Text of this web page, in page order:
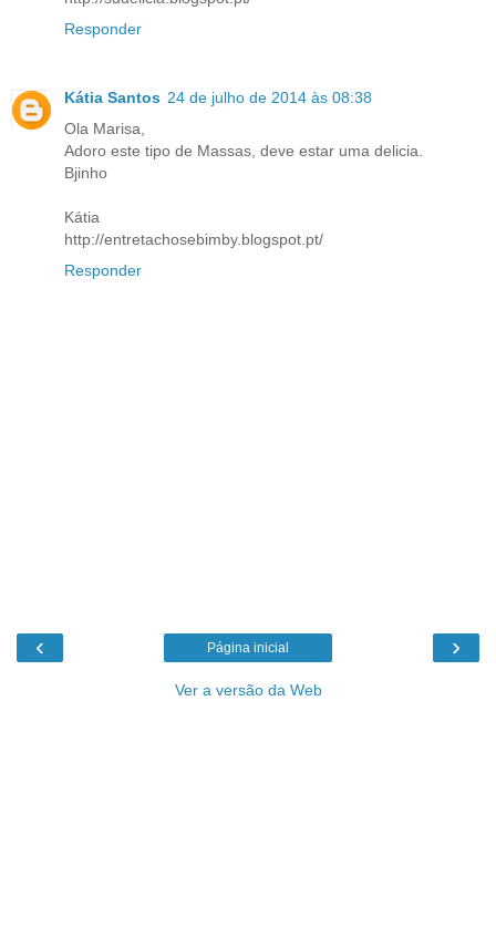
Responder
Kátia Santos 24 de julho de 2014 às 08:38
Ola Marisa,
Adoro este tipo de Massas, deve estar uma delicia.
Bjinho
Kátia
http://entretachosebimby.blogspot.pt/
Responder
‹ ›
Página inicial
Ver a versão da Web